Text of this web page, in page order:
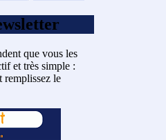
que vous les
et très simple :
remplissez le